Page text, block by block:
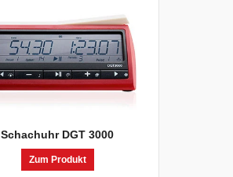
Schachuhr DGT 3000
Zum Produkt